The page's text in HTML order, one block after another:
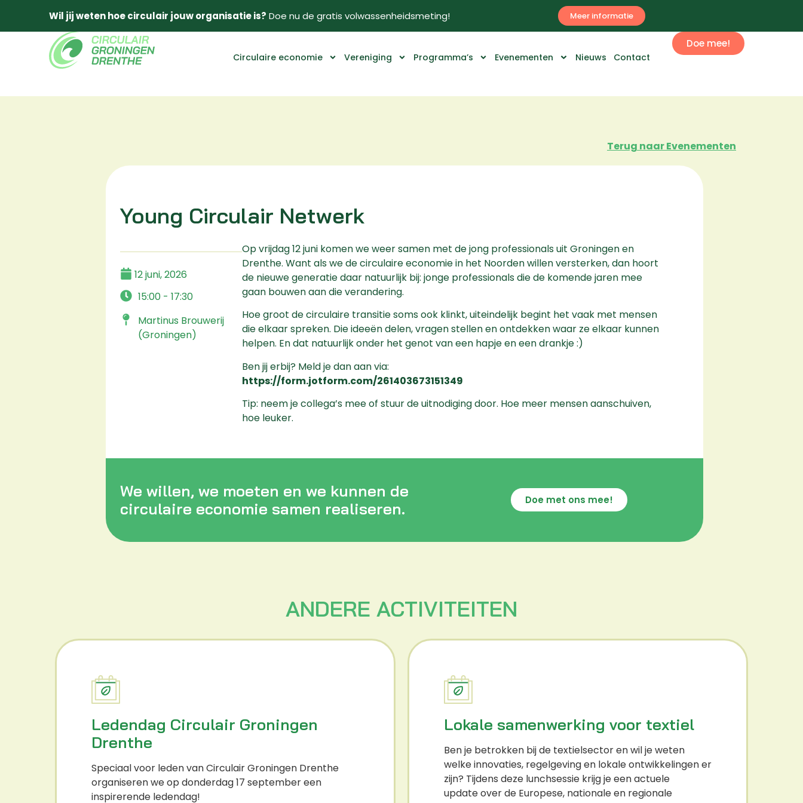
Wil jij weten hoe circulair jouw organisatie is? Doe nu de gratis volwassenheidsmeting! Meer informatie
Circulaire economie Vereniging Programma’s Evenementen Nieuws Contact
Doe mee!
Terug naar Evenementen
Young Circulair Netwerk
12 juni, 2026
15:00 - 17:30
Martinus Brouwerij
(Groningen)
Op vrijdag 12 juni komen we weer samen met de jong professionals uit Groningen en
Drenthe. Want als we de circulaire economie in het Noorden willen versterken, dan hoort
de nieuwe generatie daar natuurlijk bij: jonge professionals die de komende jaren mee
gaan bouwen aan die verandering.
Hoe groot de circulaire transitie soms ook klinkt, uiteindelijk begint het vaak met mensen
die elkaar spreken. Die ideeën delen, vragen stellen en ontdekken waar ze elkaar kunnen
helpen. En dat natuurlijk onder het genot van een hapje en een drankje :)
Ben jij erbij? Meld je dan aan via:
https://form.jotform.com/261403673151349
Tip: neem je collega’s mee of stuur de uitnodiging door. Hoe meer mensen aanschuiven,
hoe leuker.
We willen, we moeten en we kunnen de
circulaire economie samen realiseren.
Doe met ons mee!
ANDERE ACTIVITEITEN
Ledendag Circulair Groningen
Drenthe
Speciaal voor leden van Circulair Groningen Drenthe
organiseren we op donderdag 17 september een
inspirerende ledendag!
Lokale samenwerking voor textiel
Ben je betrokken bij de textielsector en wil je weten
welke innovaties, regelgeving en lokale ontwikkelingen er
zijn? Tijdens deze lunchsessie krijg je een actuele
update over de Europese, nationale en regionale